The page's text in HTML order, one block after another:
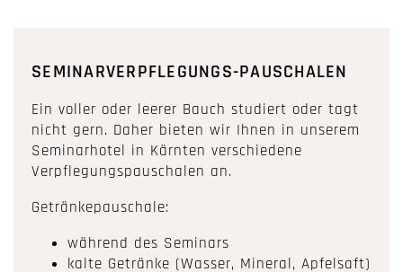
SEMINARVERPFLEGUNGS-PAUSCHALEN
Ein voller oder leerer Bauch studiert oder tagt
nicht gern. Daher bieten wir Ihnen in unserem
Seminarhotel in Kärnten verschiedene
Verpflegungspauschalen an.
Getränkepauschale:
während des Seminars
kalte Getränke (Wasser, Mineral, Apfelsaft)